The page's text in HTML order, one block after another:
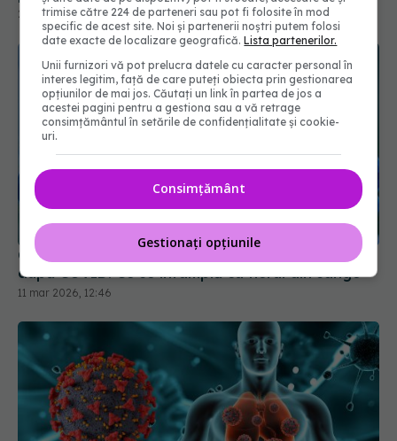
Ce au găsit cercetătorii în sângele pacienților
după COVID. Ce se întâmplă cu fierul din sânge
11 mar 2026, 12:46
trimise către 224 de parteneri sau pot fi folosite în mod
specific de acest site. Noi și partenerii noștri putem folosi
date exacte de localizare geografică.Lista partenerilor.
Unii furnizori vă pot prelucra datele cu caracter personal în
interes legitim, față de care puteți obiecta prin gestionarea
opțiunilor de mai jos. Căutați un link în partea de jos a
acestei pagini pentru a gestiona sau a vă retrage
consimțământul în setările de confidențialitate și cookie-
uri.
Consimțământ
Gestionați opțiunile